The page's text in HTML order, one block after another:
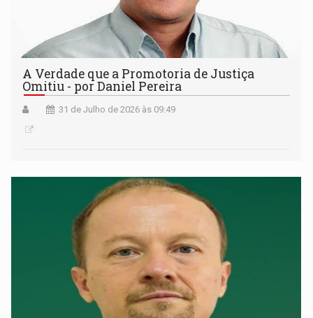
A Verdade que a Promotoria de Justiça
Omitiu - por Daniel Pereira
31 de Julho de 2026 às 09:49